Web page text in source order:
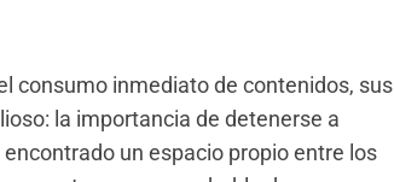
consumo inmediato de contenidos, sus
la importancia de detenerse a
un espacio propio entre los